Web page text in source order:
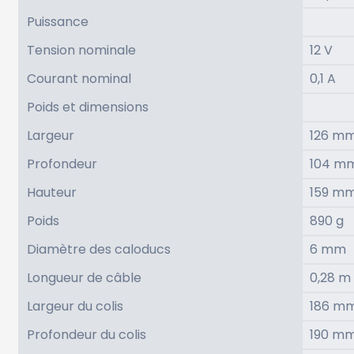
Puissance
Tension nominale
12 V
Courant nominal
0,1 A
Poids et dimensions
Largeur
126
Profondeur
104
Hauteur
159
Poids
890 g
Diamètre des caloducs
6 mm
Longueur de câble
0,28 m
Largeur du colis
186
Profondeur du colis
190